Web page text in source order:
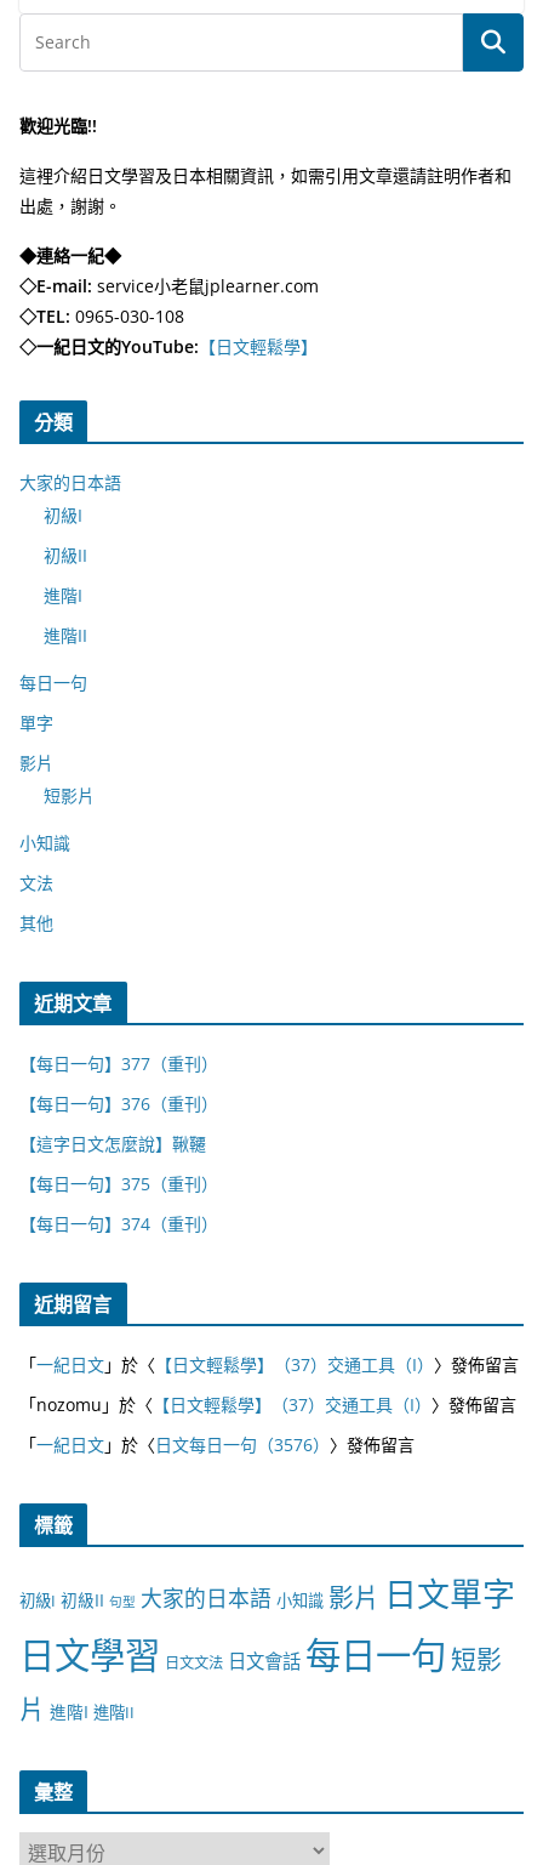
歡迎光臨!!
這裡介紹日文學習及日本相關資訊，如需引用文章還請註明作者和
出處，謝謝。
◆連絡一紀◆
◇E-mail: service小老鼠jplearner.com
◇TEL: 0965-030-108
◇一紀日文的YouTube: 【日文輕鬆學】
分類
大家的日本語
初級I
初級II
進階I
進階II
每日一句
單字
影片
短影片
小知識
文法
其他
近期文章
【每日一句】377（重刊）
【每日一句】376（重刊）
【這字日文怎麼說】鞦韆
【每日一句】375（重刊）
【每日一句】374（重刊）
近期留言
「一紀日文」於〈 【日文輕鬆學】（37）交通工具（I） 〉發佈留言
「nozomu 」於〈 【日文輕鬆學】（37）交通工具（I） 〉發佈留言
「一紀日文」於〈日文每日一句（3576） 〉發佈留言
標籤
初級I 初級II 句型 大家的日本語 小知識 影片 日文單字
日文學習 日文文法 日文會話 每日一句 短影
片 進階I 進階II
彙整
彙